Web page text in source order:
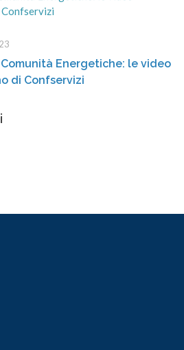
Energetiche: le video
di Confservizi